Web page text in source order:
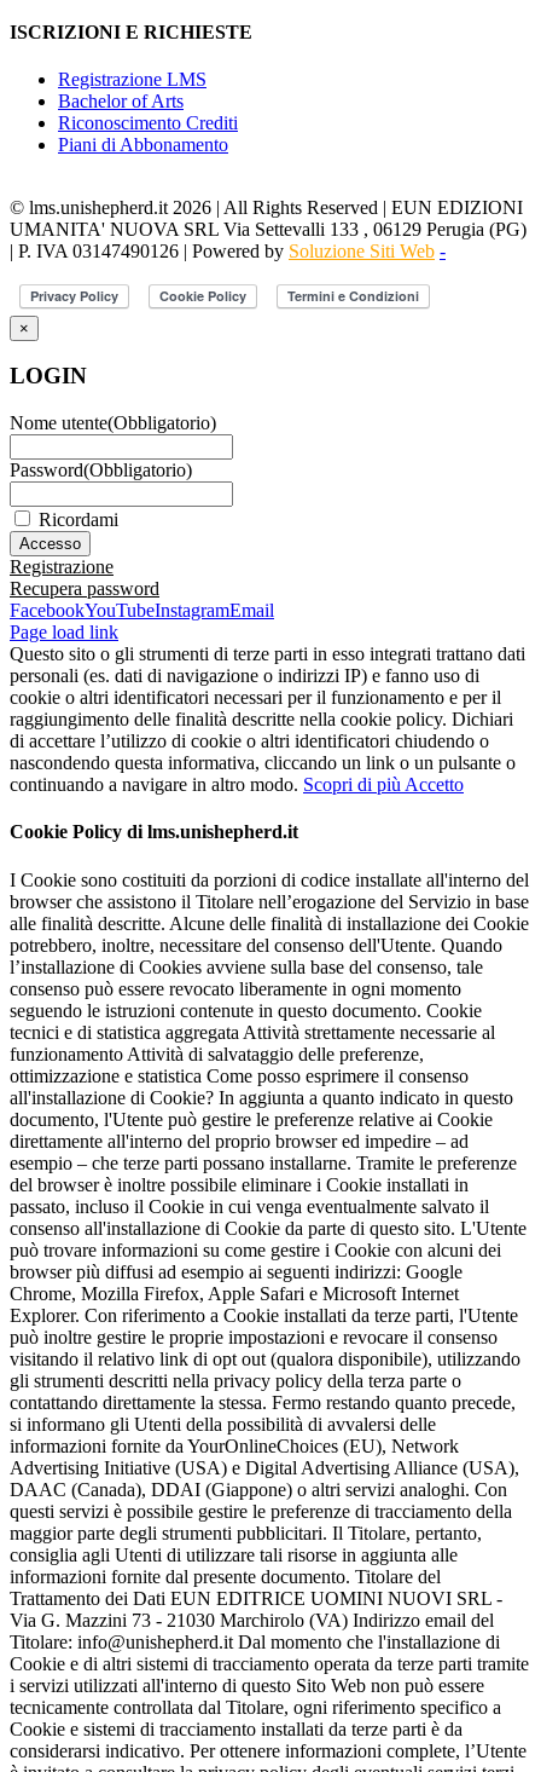
ISCRIZIONI E RICHIESTE
Registrazione LMS
Bachelor of Arts
Riconoscimento Crediti
Piani di Abbonamento
© lms.unishepherd.it 2026 | All Rights Reserved | EUN EDIZIONI
UMANITA' NUOVA SRL Via Settevalli 133 , 06129 Perugia (PG)
| P. IVA 03147490126 | Powered by Soluzione Siti Web -
×
LOGIN
Nome utente(Obbligatorio)
Password(Obbligatorio)
Ricordami
Registrazione
Recupera password
FacebookYouTubeInstagramEmail
Page load link
Questo sito o gli strumenti di terze parti in esso integrati trattano dati
personali (es. dati di navigazione o indirizzi IP) e fanno uso di
cookie o altri identificatori necessari per il funzionamento e per il
raggiungimento delle finalità descritte nella cookie policy. Dichiari
di accettare l’utilizzo di cookie o altri identificatori chiudendo o
nascondendo questa informativa, cliccando un link o un pulsante o
continuando a navigare in altro modo. Scopri di più Accetto
Cookie Policy di lms.unishepherd.it
I Cookie sono costituiti da porzioni di codice installate all'interno del
browser che assistono il Titolare nell’erogazione del Servizio in base
alle finalità descritte. Alcune delle finalità di installazione dei Cookie
potrebbero, inoltre, necessitare del consenso dell'Utente. Quando
l’installazione di Cookies avviene sulla base del consenso, tale
consenso può essere revocato liberamente in ogni momento
seguendo le istruzioni contenute in questo documento. Cookie
tecnici e di statistica aggregata Attività strettamente necessarie al
funzionamento Attività di salvataggio delle preferenze,
ottimizzazione e statistica Come posso esprimere il consenso
all'installazione di Cookie? In aggiunta a quanto indicato in questo
documento, l'Utente può gestire le preferenze relative ai Cookie
direttamente all'interno del proprio browser ed impedire – ad
esempio – che terze parti possano installarne. Tramite le preferenze
del browser è inoltre possibile eliminare i Cookie installati in
passato, incluso il Cookie in cui venga eventualmente salvato il
consenso all'installazione di Cookie da parte di questo sito. L'Utente
può trovare informazioni su come gestire i Cookie con alcuni dei
browser più diffusi ad esempio ai seguenti indirizzi: Google
Chrome, Mozilla Firefox, Apple Safari e Microsoft Internet
Explorer. Con riferimento a Cookie installati da terze parti, l'Utente
può inoltre gestire le proprie impostazioni e revocare il consenso
visitando il relativo link di opt out (qualora disponibile), utilizzando
gli strumenti descritti nella privacy policy della terza parte o
contattando direttamente la stessa. Fermo restando quanto precede,
si informano gli Utenti della possibilità di avvalersi delle
informazioni fornite da YourOnlineChoices (EU), Network
Advertising Initiative (USA) e Digital Advertising Alliance (USA),
DAAC (Canada), DDAI (Giappone) o altri servizi analoghi. Con
questi servizi è possibile gestire le preferenze di tracciamento della
maggior parte degli strumenti pubblicitari. Il Titolare, pertanto,
consiglia agli Utenti di utilizzare tali risorse in aggiunta alle
informazioni fornite dal presente documento. Titolare del
Trattamento dei Dati EUN EDITRICE UOMINI NUOVI SRL -
Via G. Mazzini 73 - 21030 Marchirolo (VA) Indirizzo email del
Titolare: info@unishepherd.it Dal momento che l'installazione di
Cookie e di altri sistemi di tracciamento operata da terze parti tramite
i servizi utilizzati all'interno di questo Sito Web non può essere
tecnicamente controllata dal Titolare, ogni riferimento specifico a
Cookie e sistemi di tracciamento installati da terze parti è da
considerarsi indicativo. Per ottenere informazioni complete, l’Utente